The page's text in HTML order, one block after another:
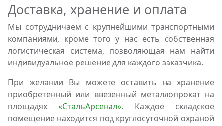
Доставка, хранение и оплата
Мы сотрудничаем с крупнейшими транспортными
компаниями, кроме того у нас есть собственная
логистическая система, позволяющая нам найти
индивидуальное решение для каждого заказчика.
При желании Вы можете оставить на хранение
приобретенный или ввезенный металлопрокат на
площадях «СтальАрсенал». Каждое складское
помещение находится под круглосуточной охраной